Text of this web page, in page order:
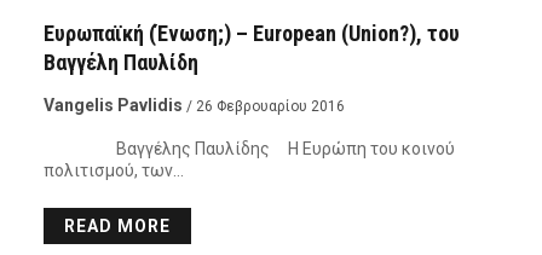
Ευρωπαϊκή (Ένωση;) – European (Union?), του
Βαγγέλη Παυλίδη
Vangelis Pavlidis / 26 Φεβρουαρίου 2016
Βαγγέλης Παυλίδης Η Ευρώπη του κοινού
πολιτισμού, των…
READ MORE
ΑΝΑΓΝΏΣΤΕΣ